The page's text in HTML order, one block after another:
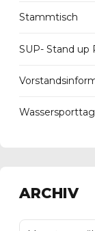
Stammtisch
SUP- Stand up
ARCHIV